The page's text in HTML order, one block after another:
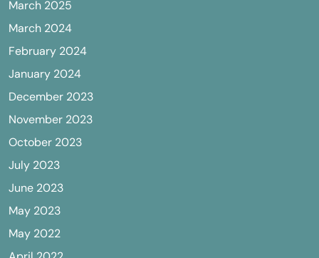
March 2025
March 2024
February 2024
January 2024
December 2023
November 2023
October 2023
July 2023
June 2023
May 2023
May 2022